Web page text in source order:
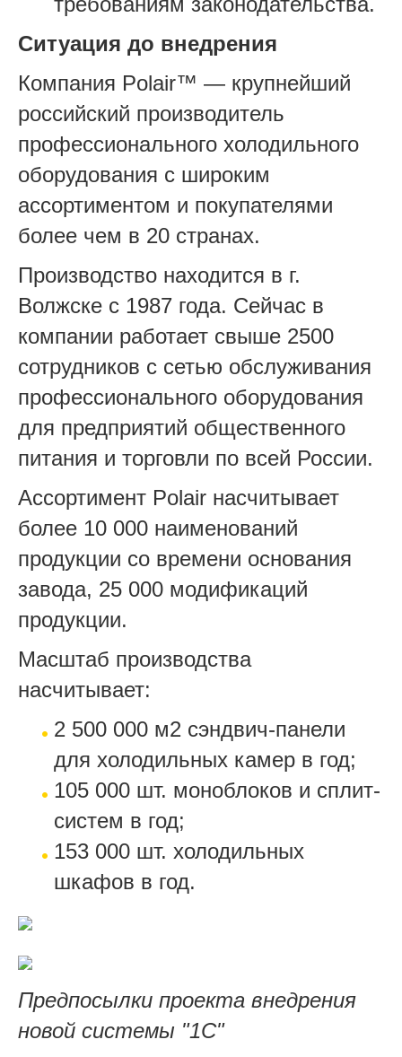
Ситуация до внедрения
Компания Polair™ — крупнейший
российский производитель
профессионального холодильного
оборудования с широким
ассортиментом и покупателями
более чем в 20 странах.
Производство находится в г.
Волжске с 1987 года. Сейчас в
компании работает свыше 2500
сотрудников с сетью обслуживания
профессионального оборудования
для предприятий общественного
питания и торговли по всей России.
Ассортимент Polair насчитывает
более 10 000 наименований
продукции со времени основания
завода, 25 000 модификаций
продукции.
Масштаб производства
насчитывает:
2 500 000 м2 сэндвич-панели
для холодильных камер в год;
105 000 шт. моноблоков и сплит-
систем в год;
153 000 шт. холодильных
шкафов в год.
Предпосылки проекта внедрения
новой системы "1С"